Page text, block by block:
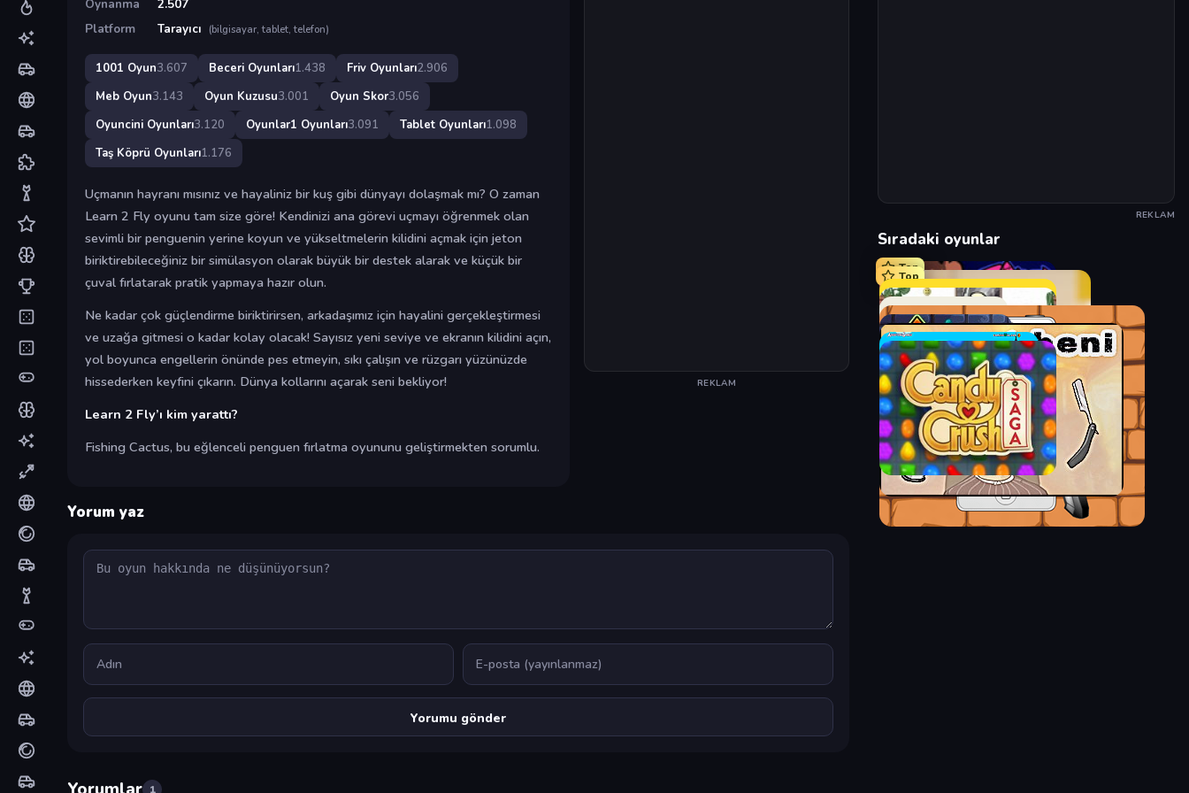
REKLAM
Sıradaki oyunlar
Top
Top
Oynanma
2.507
Platform
Tarayıcı (bilgisayar, tablet, telefon)
1001 Oyun3.607 Beceri Oyunları1.438 Friv Oyunları2.906
Meb Oyun3.143 Oyun Kuzusu3.001 Oyun Skor3.056
Oyuncini Oyunları3.120 Oyunlar1 Oyunları3.091 Tablet Oyunları1.098
Taş Köprü Oyunları1.176
Uçmanın hayranı mısınız ve hayaliniz bir kuş gibi dünyayı dolaşmak mı? O zaman
Learn 2 Fly oyunu tam size göre! Kendinizi ana görevi uçmayı öğrenmek olan
sevimli bir penguenin yerine koyun ve yükseltmelerin kilidini açmak için jeton
biriktirebileceğiniz bir simülasyon olarak büyük bir destek alarak ve küçük bir
çuval fırlatarak pratik yapmaya hazır olun.
Ne kadar çok güçlendirme biriktirirsen, arkadaşımız için hayalini gerçekleştirmesi
ve uzağa gitmesi o kadar kolay olacak! Sayısız yeni seviye ve ekranın kilidini açın,
yol boyunca engellerin önünde pes etmeyin, sıkı çalışın ve rüzgarı yüzünüzde
hissederken keyfini çıkarın. Dünya kollarını açarak seni bekliyor!
Learn 2 Fly’ı kim yarattı?
Fishing Cactus, bu eğlenceli penguen fırlatma oyununu geliştirmekten sorumlu.
REKLAM
Yorum yaz
Yorum
Ad E-posta
1